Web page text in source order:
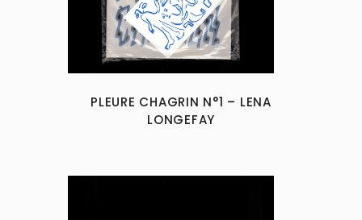
PLEURE CHAGRIN N°1 – LENA
LONGEFAY